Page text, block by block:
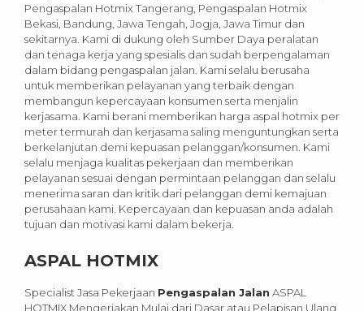
Pengaspalan Hotmix Tangerang, Pengaspalan Hotmix
Bekasi, Bandung, Jawa Tengah, Jogja, Jawa Timur dan
sekitarnya. Kami di dukung oleh Sumber Daya peralatan
dan tenaga kerja yang spesialis dan sudah berpengalaman
dalam bidang pengaspalan jalan. Kami selalu berusaha
untuk memberikan pelayanan yang terbaik dengan
membangun kepercayaan konsumen serta menjalin
kerjasama. Kami berani memberikan harga aspal hotmix per
meter termurah dan kerjasama saling menguntungkan serta
berkelanjutan demi kepuasan pelanggan/konsumen. Kami
selalu menjaga kualitas pekerjaan dan memberikan
pelayanan sesuai dengan permintaan pelanggan dan selalu
menerima saran dan kritik dari pelanggan demi kemajuan
perusahaan kami. Kepercayaan dan kepuasan anda adalah
tujuan dan motivasi kami dalam bekerja.
ASPAL HOTMIX
Specialist Jasa Pekerjaan Pengaspalan Jalan ASPAL
HOTMIX Mengerjakan Mulai dari Dasar atau Pelapisan Ulang